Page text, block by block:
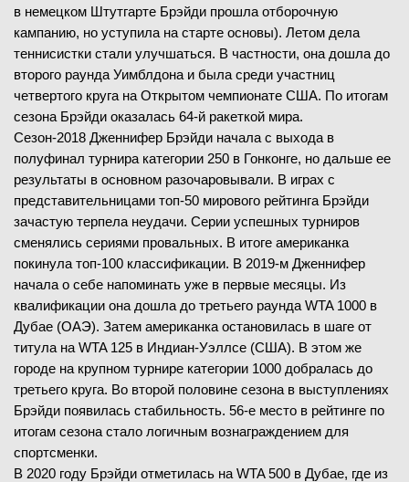
в немецком Штутгарте Брэйди прошла отборочную
кампанию, но уступила на старте основы). Летом дела
теннисистки стали улучшаться. В частности, она дошла до
второго раунда Уимблдона и была среди участниц
четвертого круга на Открытом чемпионате США. По итогам
сезона Брэйди оказалась 64-й ракеткой мира.
Сезон-2018 Дженнифер Брэйди начала с выхода в
полуфинал турнира категории 250 в Гонконге, но дальше ее
результаты в основном разочаровывали. В играх с
представительницами топ-50 мирового рейтинга Брэйди
зачастую терпела неудачи. Серии успешных турниров
сменялись сериями провальных. В итоге американка
покинула топ-100 классификации. В 2019-м Дженнифер
начала о себе напоминать уже в первые месяцы. Из
квалификации она дошла до третьего раунда WTA 1000 в
Дубае (ОАЭ). Затем американка остановилась в шаге от
титула на WTA 125 в Индиан-Уэллсе (США). В этом же
городе на крупном турнире категории 1000 добралась до
третьего круга. Во второй половине сезона в выступлениях
Брэйди появилась стабильность. 56-е место в рейтинге по
итогам сезона стало логичным вознаграждением для
спортсменки.
В 2020 году Брэйди отметилась на WTA 500 в Дубае, где из